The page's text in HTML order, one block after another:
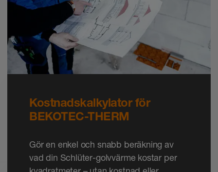
Kostnadskalkylator för
BEKOTEC-THERM
Gör en enkel och snabb beräkning av
vad din Schlüter-golvvärme kostar per